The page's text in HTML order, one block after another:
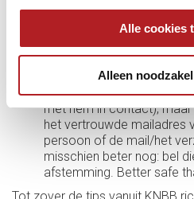
Alle cookies
Alleen
na eerst screenshots
anderen te kunnen
Klik in geen geval op een
betrouwbaar is. Bij twijfel,
Reply niet op de mail van
(want, is het een
met hem in contact),
het vertrouwde mailadres
persoon of de mail/het
misschien beter nog: bel
afstemming. Better safe
Tot zover de tips vanuit KNBB